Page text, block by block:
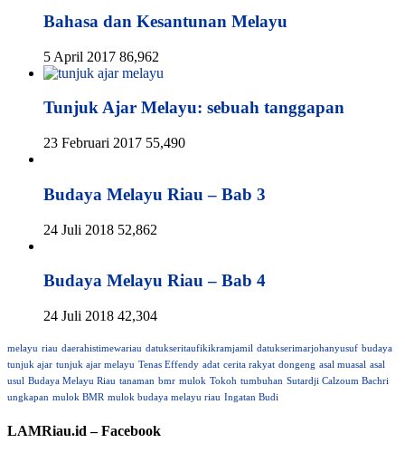
Bahasa dan Kesantunan Melayu
5 April 2017 86,962
Tunjuk Ajar Melayu: sebuah tanggapan
23 Februari 2017 55,490
Budaya Melayu Riau – Bab 3
24 Juli 2018 52,862
Budaya Melayu Riau – Bab 4
24 Juli 2018 42,304
melayu riau daerahistimewariau datukseritaufikikramjamil datukserimarjohanyusuf budaya
tunjuk ajar tunjuk ajar melayu Tenas Effendy adat cerita rakyat dongeng asal muasal asal
usul Budaya Melayu Riau tanaman bmr mulok Tokoh tumbuhan Sutardji Calzoum Bachri
ungkapan mulok BMR mulok budaya melayu riau Ingatan Budi
LAMRiau.id – Facebook